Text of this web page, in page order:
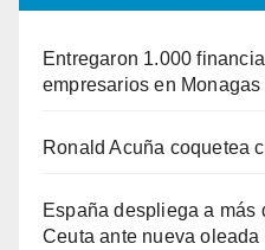
Entregaron 1.000
empresarios en Monagas
Ronald Acuña coquetea
España despliega a más
Ceuta ante nueva oleada